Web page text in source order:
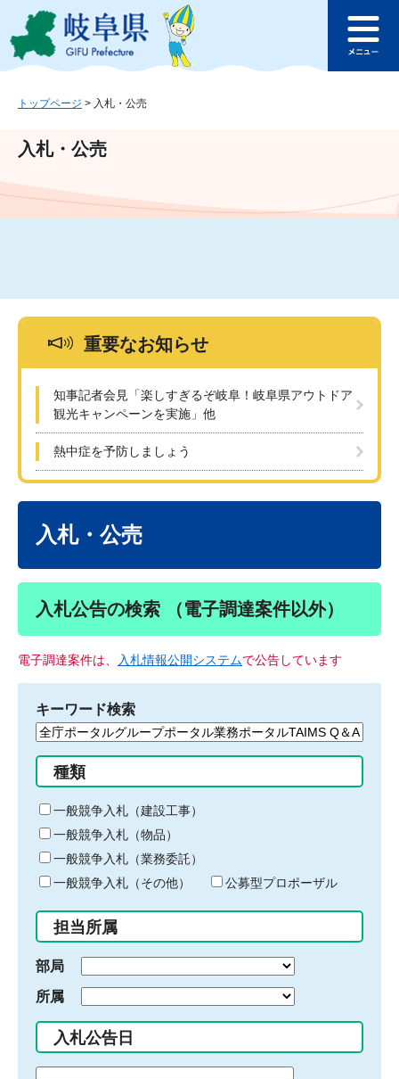
ジ
ュ
文
このページの本文へ
ュ
トップページ > 入札・公売
入札・公売
重要なお知らせ
知事記者会見「楽しすぎるぞ岐阜！岐阜県アウトドア
観光キャンペーンを実施」他
熱中症を予防しましょう
入札・公売
入札公告の検索 （電子調達案件以外）
電子調達案件は、 入札情報公開システムで公告しています
キーワード検索
検
る
キ
ー
ワ
ー
ド
入
力
種類
一般競争入札（建設工事）
一般競争入札（物品）
一般競争入札（業務委託）
一般競争入札（その他）
公募型プロポーザル
担当所属
部局
所属
入札公告日